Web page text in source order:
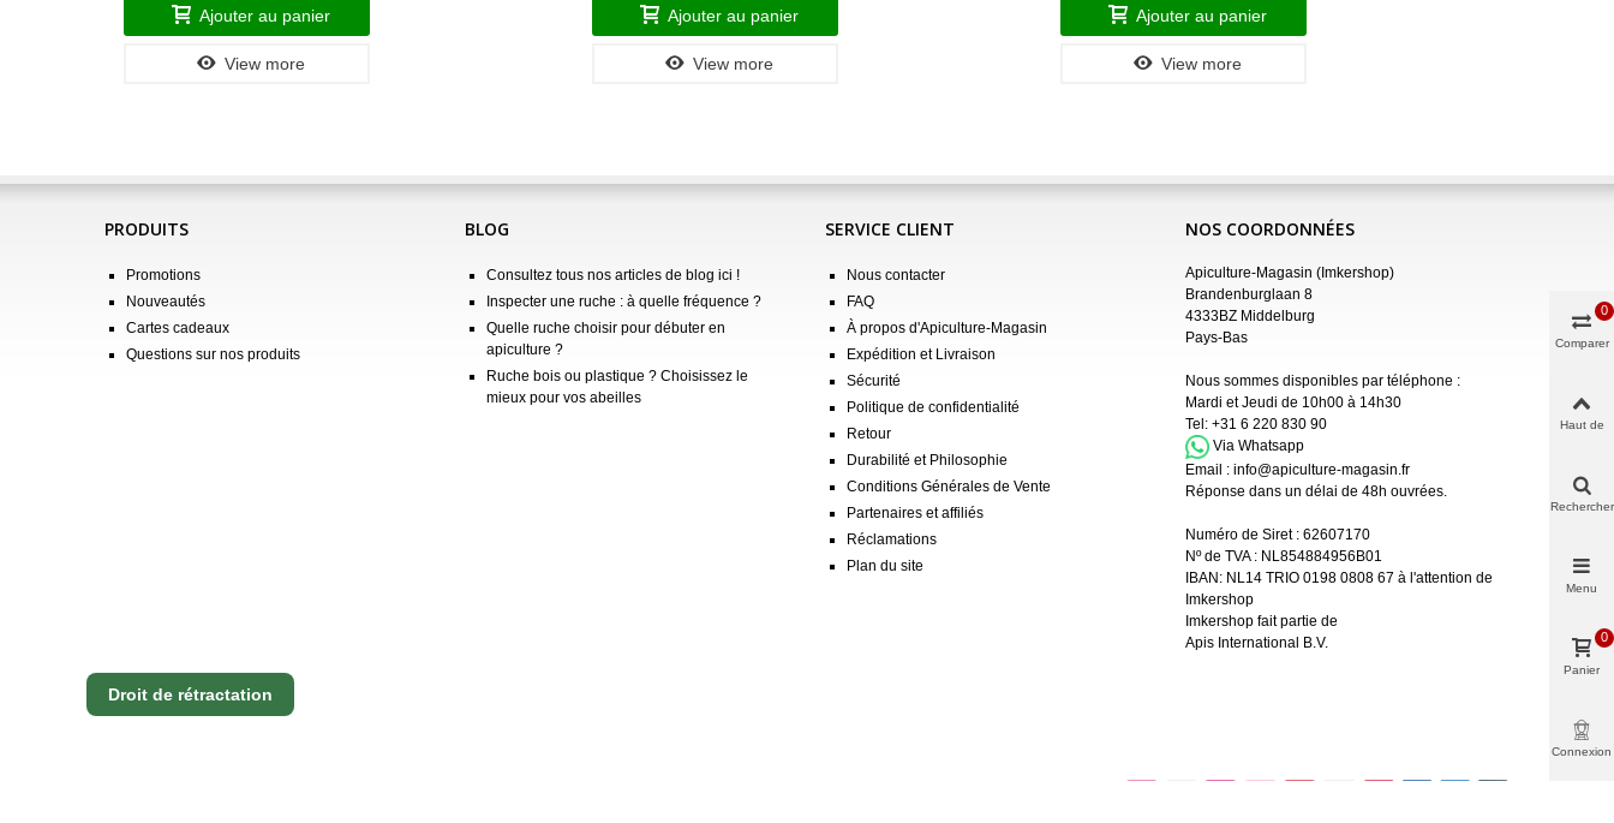
Ajouter au panier
View more
Ajouter au panier
View more
Ajouter au panier
View more
PRODUITS
Promotions
Nouveautés
Cartes cadeaux
Questions sur nos produits
BLOG
Consultez tous nos articles de blog ici !
Inspecter une ruche : à quelle fréquence ?
Quelle ruche choisir pour débuter en
apiculture ?
Ruche bois ou plastique ? Choisissez le
mieux pour vos abeilles
SERVICE CLIENT
Nous contacter
FAQ
À propos d'Apiculture-Magasin
Expédition et Livraison
Sécurité
Politique de confidentialité
Retour
Durabilité et Philosophie
Conditions Générales de Vente
Partenaires et affiliés
Réclamations
Plan du site
NOS COORDONNÉES
Apiculture-Magasin (Imkershop)
Brandenburglaan 8
4333BZ Middelburg
Pays-Bas
Nous sommes disponibles par téléphone :
Mardi et Jeudi de 10h00 à 14h30
Tel: +31 6 220 830 90
Via Whatsapp
Email : info@apiculture-magasin.fr
Réponse dans un délai de 48h ouvrées.
Numéro de Siret : 62607170
Nº de TVA : NL854884956B01
IBAN: NL14 TRIO 0198 0808 67 à l'attention de
Imkershop
Imkershop fait partie de
Apis International B.V.
Droit de rétractation
Comparer
0
Haut de
Rechercher
Menu
Panier
0
Connexion